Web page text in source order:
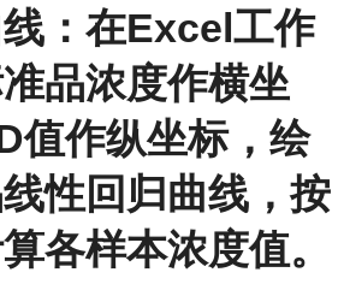
：在Excel工作
品浓度作横坐
值作纵坐标，绘
性回归曲线，按
各样本浓度值。